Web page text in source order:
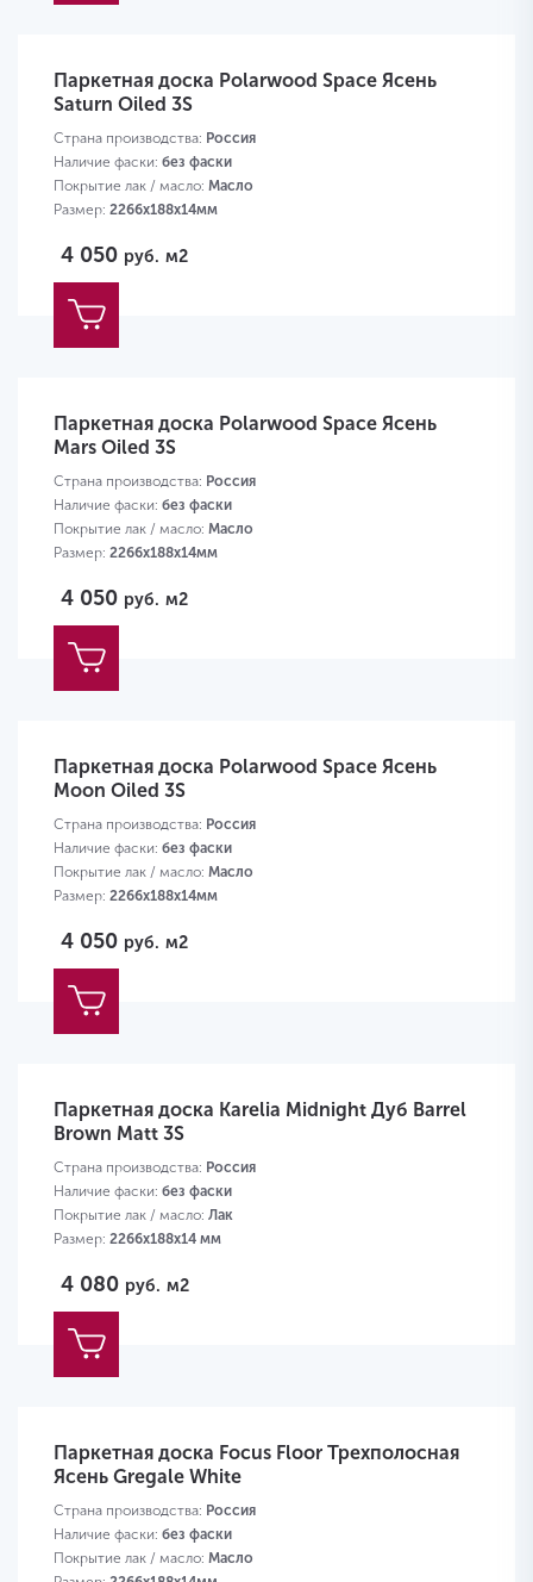
Паркетная доска Polarwood Space Ясень
Saturn Oiled 3S
Страна производства: Россия
Наличие фаски: без фаски
Покрытие лак / масло: Масло
Размер: 2266х188х14мм
4 050 руб. м2
Паркетная доска Polarwood Space Ясень
Mars Oiled 3S
Страна производства: Россия
Наличие фаски: без фаски
Покрытие лак / масло: Масло
Размер: 2266х188х14мм
4 050 руб. м2
Паркетная доска Polarwood Space Ясень
Moon Oiled 3S
Страна производства: Россия
Наличие фаски: без фаски
Покрытие лак / масло: Масло
Размер: 2266х188х14мм
4 050 руб. м2
Паркетная доска Karelia Midnight Дуб Barrel
Brown Matt 3S
Страна производства: Россия
Наличие фаски: без фаски
Покрытие лак / масло: Лак
Размер: 2266х188х14 мм
4 080 руб. м2
Паркетная доска Focus Floor Трехполосная
Ясень Gregale White
Страна производства: Россия
Наличие фаски: без фаски
Покрытие лак / масло: Масло